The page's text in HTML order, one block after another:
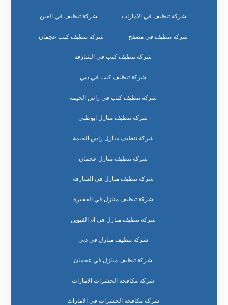
شركة تنظيف في الامارات شركة تنظيف في العين
شركة تنظيف في مصفح شركة تنظيف كنب عجمان
شركة تنظيف كنب في الشارقة
شركة تنظيف كنب في دبي
شركة تنظيف كنب في راس الخيمة
شركة تنظيف منازل ابوظبي
شركة تنظيف منازل راس الخيمة
شركة تنظيف منازل عجمان
شركة تنظيف منازل في الشارقة
شركة تنظيف منازل في الفجيرة
شركة تنظيف منازل في ام القيوين
شركة تنظيف منازل في دبي
شركة تنظيف منازل في عجمان
شركة مكافحة الحشرات الامارات
شركة مكافحة الحشرات في الامارات